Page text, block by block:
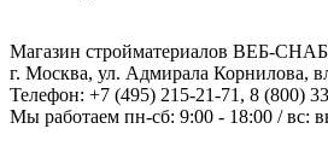
Магазин стройматериалов ВЕБ-СНАБ
г. Москва, ул. Адмирала Корнилова,
Телефон: +7 (495) 215-21-71 , 8 (800)
Мы работаем пн-сб: 9:00 - 18:00 / вс: